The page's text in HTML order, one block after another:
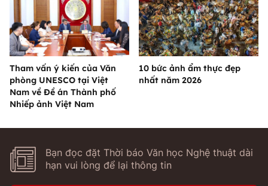
Tham vấn ý kiến của Văn
phòng UNESCO tại Việt
Nam về Đề án Thành phố
Nhiếp ảnh Việt Nam
10 bức ảnh ẩm thực đẹp
nhất năm 2026
Bạn đọc đặt Thời báo Văn học Nghệ thuật dài
hạn vui lòng để lại thông tin